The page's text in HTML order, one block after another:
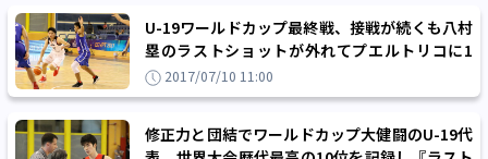
U-19ワールドカップ最終戦、接戦が続くも八村
塁のラストショットが外れてプエルトリコに1
点差負け、10位で大会を終える
2017/07/10 11:00
修正力と団結でワールドカップ大健闘のU-19代